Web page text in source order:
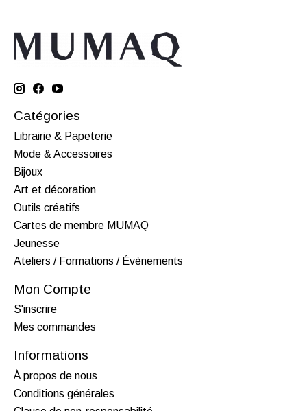
Catégories
Librairie & Papeterie
Mode & Accessoires
Bijoux
Art et décoration
Outils créatifs
Cartes de membre MUMAQ
Jeunesse
Ateliers / Formations / Évènements
Mon Compte
S'inscrire
Mes commandes
Informations
À propos de nous
Conditions générales